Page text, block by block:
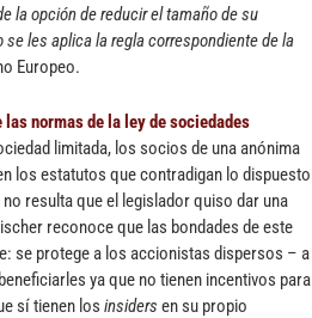
la opción de reducir el tamaño de su
les aplica la regla correspondiente de la
Europeo.
normas de la ley de sociedades
limitada, los socios de una anónima
los estatutos que contradigan lo dispuesto
resulta que el legislador quiso dar una
reconoce que las bondades de este
se protege a los accionistas dispersos – a
ya que no tienen incentivos para
sí tienen los insiders en su propio